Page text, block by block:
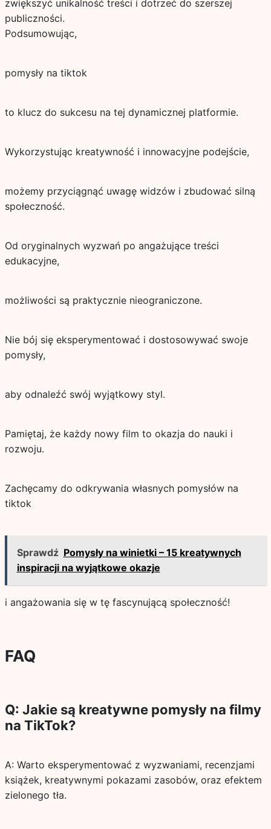
zwiększyć unikalność treści i dotrzeć do szerszej
publiczności.
Podsumowując,
pomysły na tiktok
to klucz do sukcesu na tej dynamicznej platformie.
Wykorzystując kreatywność i innowacyjne podejście,
możemy przyciągnąć uwagę widzów i zbudować silną
społeczność.
Od oryginalnych wyzwań po angażujące treści
edukacyjne,
możliwości są praktycznie nieograniczone.
Nie bój się eksperymentować i dostosowywać swoje
pomysły,
aby odnaleźć swój wyjątkowy styl.
Pamiętaj, że każdy nowy film to okazja do nauki i
rozwoju.
Zachęcamy do odkrywania własnych pomysłów na
tiktok
Sprawdź Pomysły na winietki – 15 kreatywnych
inspiracji na wyjątkowe okazje
i angażowania się w tę fascynującą społeczność!
FAQ
Q: Jakie są kreatywne pomysły na filmy
na TikTok?
A: Warto eksperymentować z wyzwaniami, recenzjami
książek, kreatywnymi pokazami zasobów, oraz efektem
zielonego tła.